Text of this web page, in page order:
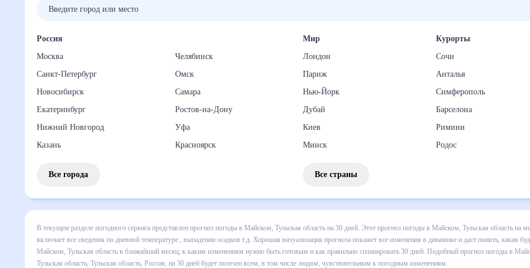
Россия
Москва
Санкт-Петербург
Новосибирск
Екатеринбург
Нижний Новгород
Казань
Челябинск
Омск
Самара
Ростов-на-Дону
Уфа
Красноярск
Все города
Мир
Лондон
Париж
Нью-Йорк
Дубай
Киев
Минск
Курорты
Сочи
Анталья
Симферополь
Барселона
Римини
Родос
Все страны
В текущем разделе погодного сервиса представлен прогноз погоды в Майском, Тульская область на 30 дней. Этот прогноз
Майском, Тульская область на месяц включает все сведения по дневной температуре , выпадении осадков т.д. Хорошая
прогноза покажет все изменения в динамике и даст понять, какая будет погода в Майском, Тульская область в ближайший
изменениям нужно быть готовым и как правильно спланировать 30 дней. Подобный прогноз погоды в Майском, Тульская